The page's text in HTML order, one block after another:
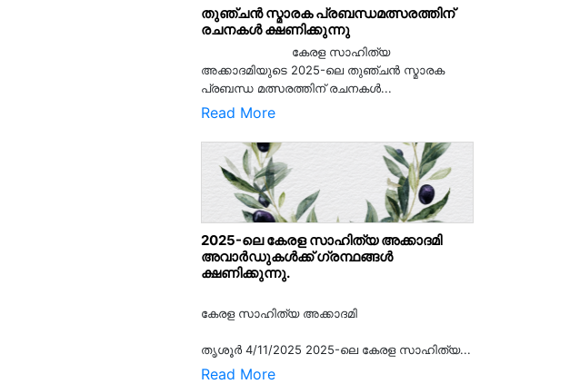
തുഞ്ചൻ സ്മാരക പ്രബന്ധമത്സരത്തിന്
രചനകൾ ക്ഷണിക്കുന്നു
കേരള സാഹിത്യ
അക്കാദമിയുടെ 2025-ലെ തുഞ്ചൻ സ്മാരക
പ്രബന്ധ മത്സരത്തിന് രചനകൾ...
Read More
2025-ലെ കേരള സാഹിത്യ അക്കാദമി
അവാർഡുകൾക്ക് ഗ്രന്ഥങ്ങൾ
ക്ഷണിക്കുന്നു.
കേരള സാഹിത്യ അക്കാദമി
തൃശൂര്‍ 4/11/2025 2025-ലെ കേരള സാഹിത്യ...
Read More